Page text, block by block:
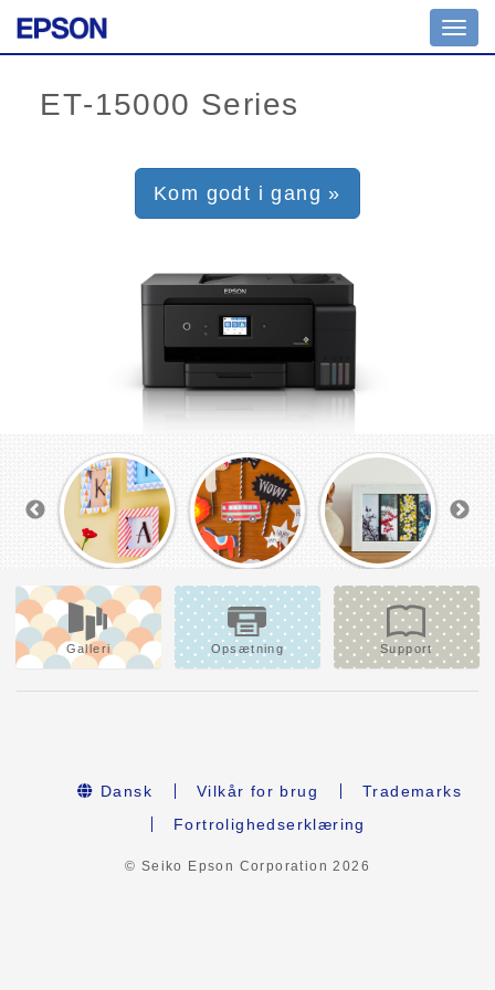
Kom godt i gang »
Galleri Opsætning Support
Dansk Vilkår for brug
Trademarks
Fortrolighedserklæring
© Seiko Epson Corporation2026